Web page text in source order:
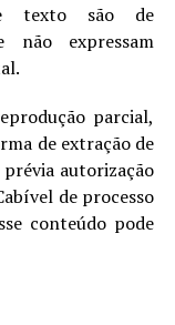
texto são de
não expressam
parcial,
de extração de
autorização
de processo
conteúdo pode